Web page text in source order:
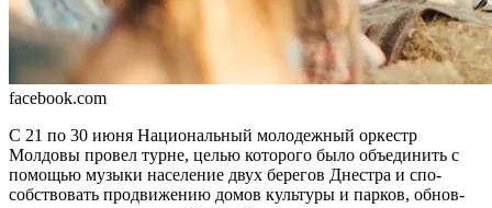
facebook.com
С 21 по 30 июня Национальный молодежный оркестр
Молдовы провел турне, целью которого было объединить с
помощью музыки население двух берегов Днестра и спо­
собствовать продвижению домов культуры и парков, обнов­